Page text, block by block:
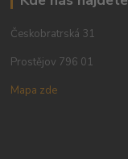
Českobratrská 31
Prostějov 796 01
Mapa zde